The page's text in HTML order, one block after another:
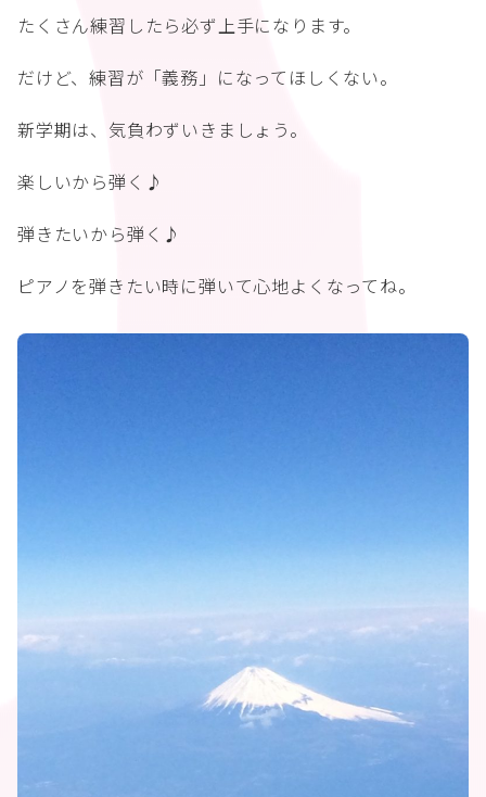
たくさん練習したら必ず上手になります。
だけど、練習が「義務」になってほしくない。
新学期は、気負わずいきましょう。
楽しいから弾く♪
弾きたいから弾く♪
ピアノを弾きたい時に弾いて心地よくなってね。